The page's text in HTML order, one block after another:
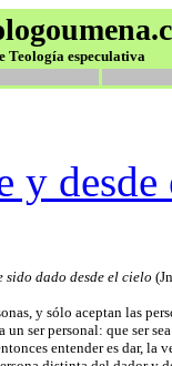
Teología especulativa
y desde
dado desde el cielo
y sólo aceptan las
ser personal: que ser
entender es dar, la